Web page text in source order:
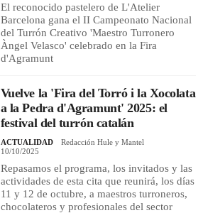
El reconocido pastelero de L'Atelier
Barcelona gana el II Campeonato Nacional
del Turrón Creativo 'Maestro Turronero
Àngel Velasco' celebrado en la Fira
d'Agramunt
Vuelve la 'Fira del Torró i la Xocolata
a la Pedra d'Agramunt' 2025: el
festival del turrón catalán
ACTUALIDAD
Redacción Hule y Mantel
10/10/2025
Repasamos el programa, los invitados y las
actividades de esta cita que reunirá, los días
11 y 12 de octubre, a maestros turroneros,
chocolateros y profesionales del sector